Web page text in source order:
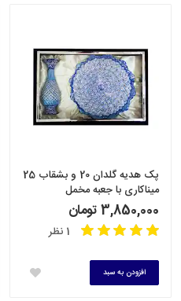
پک هدیه گلدان 20 و بشقاب 25
میناکاری با جعبه مخمل
3,850,000 تومان
1 نظر
افزودن به سبد